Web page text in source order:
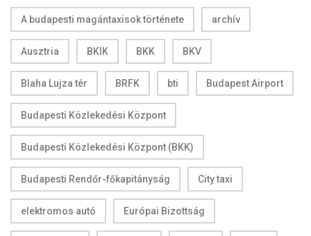
A budapesti magántaxisok története archív
Ausztria BKIK BKK BKV
Blaha Lujza tér BRFK bti Budapest Airport
Budapesti Közlekedési Központ
Budapesti Közlekedési Központ (BKK)
Budapesti Rendőr-főkapitányság City taxi
elektromos autó Európai Bizottság